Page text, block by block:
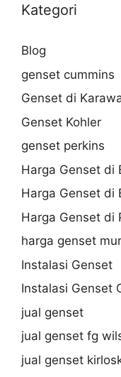
Kategori
Blog
genset cummins
Genset di
Genset Kohler
genset perkins
Harga Genset di
Harga Genset di
Harga Genset di
harga genset
Instalasi Genset
Instalasi Genset
jual genset
jual genset fg
jual genset